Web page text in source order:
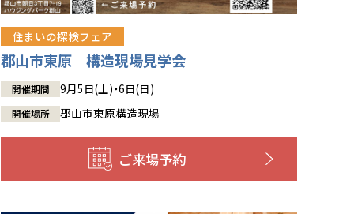
住まいの探検フェア
郡山市東原 構造現場見学会
開催期間 9月5日(土)・6日(日)
開催場所 郡山市東原構造現場
ご来場予約